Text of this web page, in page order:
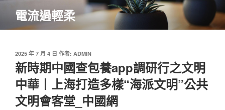
主
電流過輕柔
發
佈
於
2025 年 7 月 4 日 作者: ADMIN
新時期中國查包養app調研行之文明
中華丨上海打造多樣“海派文明”公共
文明會客堂_中國網